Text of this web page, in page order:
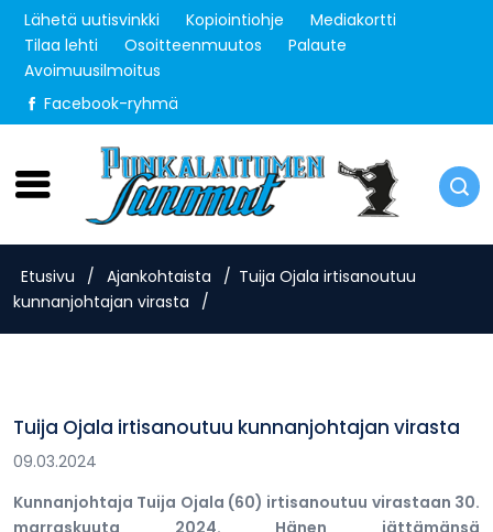
Lähetä uutisvinkki Kopiointiohje
Mediakortti
Tilaa lehti
Osoitteenmuutos
Palaute
Avoimuusilmoitus
Facebook-ryhmä
Sunnuntai 9.8.2026
Etusivu / Ajankohtaista / Tuija Ojala irtisanoutuu
kunnanjohtajan virasta
/
Tuija Ojala irtisanoutuu kunnanjohtajan virasta
09.03.2024
Kunnanjohtaja Tuija Ojala (60) irtisanoutuu virastaan 30.
marraskuuta 2024. Hänen jättämänsä